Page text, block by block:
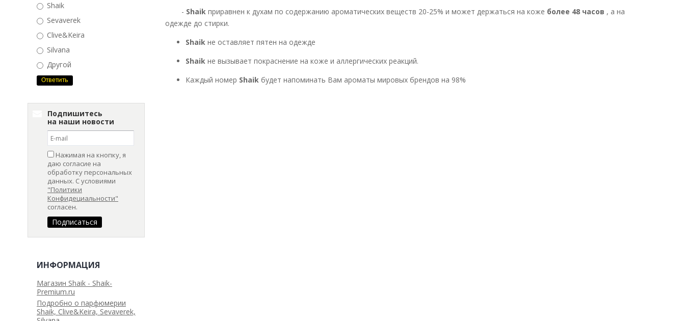
Shaik
Sevaverek
Clive&Keira
Silvana
Другой
Подпишитесь
на наши новости
Нажимая на кнопку, я
даю согласие на
обработку персональных
данных. С условиями
"Политики
Конфидециальности"
согласен.
ИНФОРМАЦИЯ
Магазин Shaik - Shaik-
Premium.ru
Подробно о парфюмерии
Shaik, Clive&Keira, Sevaverek,
- Shaikприравнен к духам по содержанию ароматических веществ 20-25% и может держаться на коже более 48 часов , а на
одежде до стирки.
Shaik не оставляет пятен на одежде
Shaik не вызывает покраснение на коже и аллергических реакций.
Каждый номер Shaik будет напоминать Вам ароматы мировых брендов на 98%